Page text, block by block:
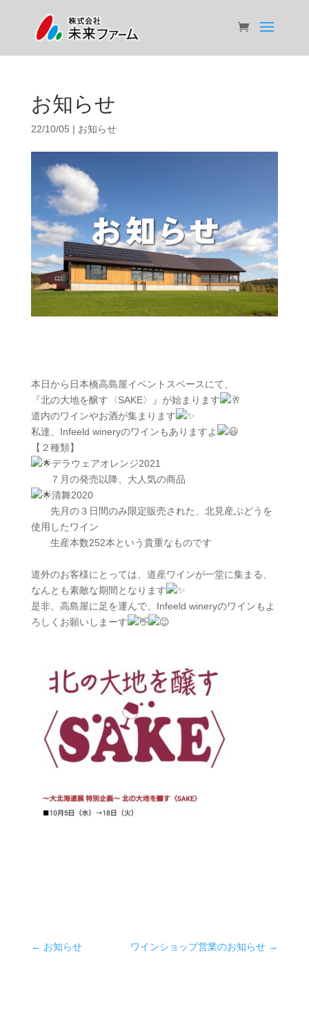
お知らせ
22/10/05 | お知らせ
本日から日本橋高島屋イベントスペースにて、
『北の大地を醸す〈SAKE〉』が始まります
道内のワインやお酒が集まります
私達、Infeeld wineryのワインもありますよ
【２種類】
デラウェアオレンジ2021
７月の発売以降、大人気の商品
清舞2020
先月の３日間のみ限定販売された、北見産ぶどうを
使用したワイン
生産本数252本という貴重なものです
道外のお客様にとっては、道産ワインが一堂に集まる、
なんとも素敵な期間となります
是非、高島屋に足を運んで、Infeeld wineryのワインもよ
ろしくお願いしまーす
← お知らせ ワインショップ営業のお知らせ →